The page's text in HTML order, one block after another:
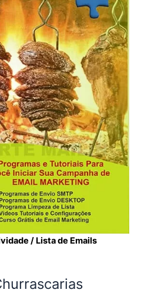
/ Lista de Emails